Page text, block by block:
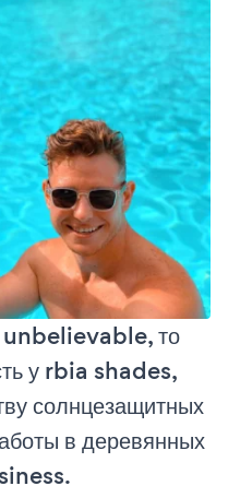
то
у rbia shades,
солнцезащитных
в деревянных